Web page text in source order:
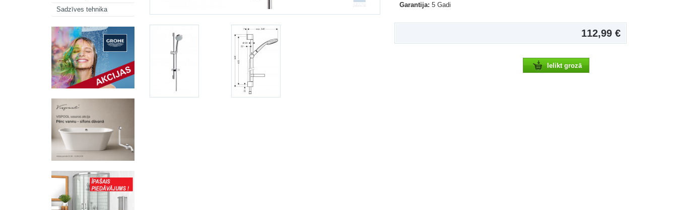
Sadzīves tehnika
Garantija: 5 Gadi
112,99 €
Ielikt grozā